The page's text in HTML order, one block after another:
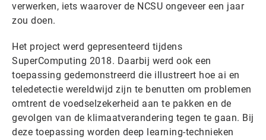
verwerken, iets waarover de NCSU ongeveer een jaar
zou doen.
Het project werd gepresenteerd tijdens
SuperComputing 2018. Daarbij werd ook een
toepassing gedemonstreerd die illustreert hoe ai en
teledetectie wereldwijd zijn te benutten om problemen
omtrent de voedselzekerheid aan te pakken en de
gevolgen van de klimaatverandering tegen te gaan. Bij
deze toepassing worden deep learning-technieken